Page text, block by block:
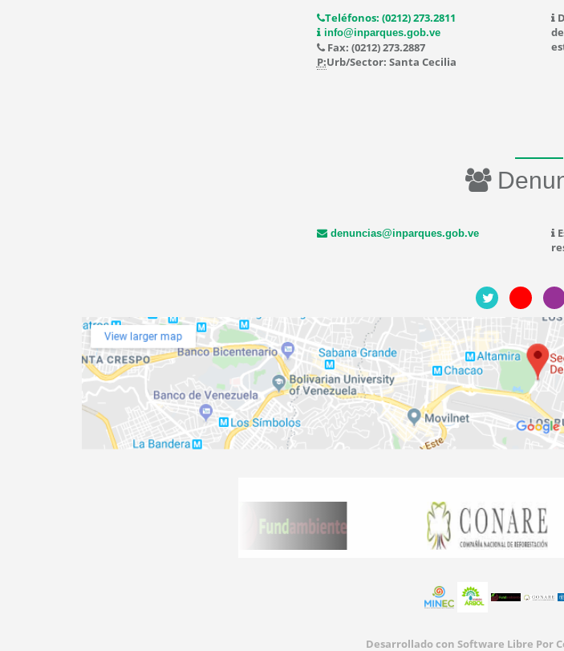
Teléfonos: (0212) 273.2811
info@inparques.gob.ve
Fax: (0212) 273.2887
P:Urb/Sector: Santa Cecilia
denuncias@inparques.gob.ve
Desarrollado con Software Libre Por